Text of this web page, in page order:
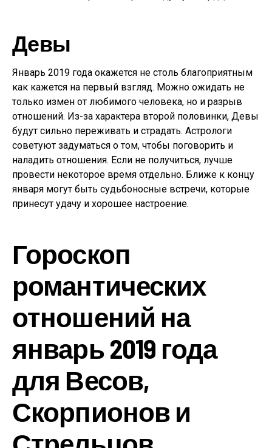
Девы
Январь 2019 года окажется не столь благоприятным
как кажется на первый взгляд. Можно ожидать не
только измен от любимого человека, но и разрыв
отношений. Из-за характера второй половинки, Девы
будут сильно переживать и страдать. Астрологи
советуют задуматься о том, чтобы поговорить и
наладить отношения. Если не получиться, лучше
провести некоторое время отдельно. Ближе к концу
января могут быть судьбоносные встречи, которые
принесут удачу и хорошее настроение.
Гороскоп
романтических
отношений на
январь 2019 года
для Весов,
Скорпионов и